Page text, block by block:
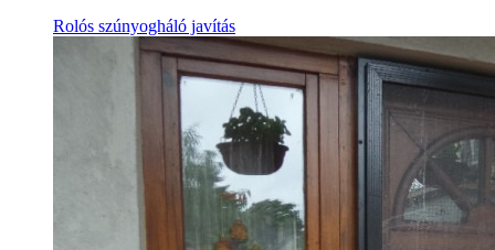
Rolós szúnyogháló javítás